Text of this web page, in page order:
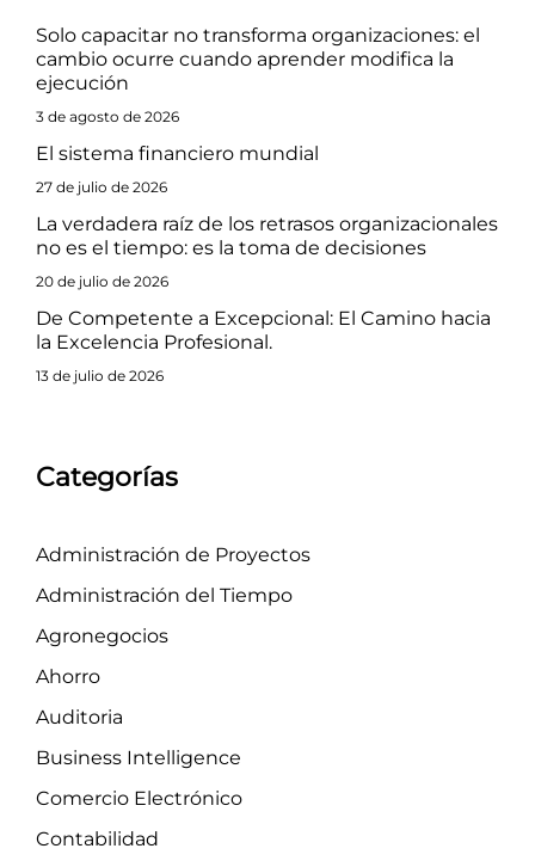
Solo capacitar no transforma organizaciones: el
cambio ocurre cuando aprender modifica la
ejecución
3 de agosto de 2026
El sistema financiero mundial
27 de julio de 2026
La verdadera raíz de los retrasos organizacionales
no es el tiempo: es la toma de decisiones
20 de julio de 2026
De Competente a Excepcional: El Camino hacia
la Excelencia Profesional.
13 de julio de 2026
Categorías
Administración de Proyectos
Administración del Tiempo
Agronegocios
Ahorro
Auditoria
Business Intelligence
Comercio Electrónico
Contabilidad